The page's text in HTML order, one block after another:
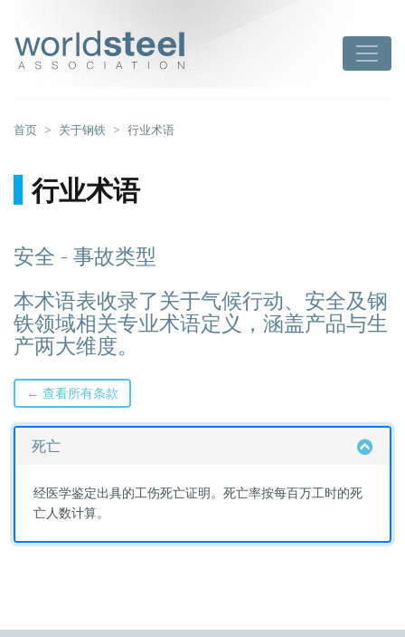
首页 关于钢铁 行业术语
行业术语
安全 - 事故类型
本术语表收录了关于气候行动、安全及钢
铁领域相关专业术语定义，涵盖产品与生
产两大维度。
← 查看所有条款
死亡
经医学鉴定出具的工伤死亡证明。死亡率按每百万工时的死
亡人数计算。